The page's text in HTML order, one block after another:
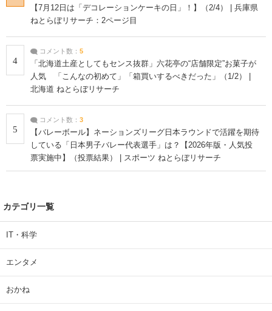
【7月12日は「デコレーションケーキの日」！】（2/4） | 兵庫県
ねとらぼリサーチ：2ページ目
4
コメント数： 5
「北海道土産としてもセンス抜群」六花亭の“店舗限定”お菓子が
人気 「こんなの初めて」「箱買いするべきだった」（1/2） |
北海道 ねとらぼリサーチ
5
コメント数： 3
【バレーボール】ネーションズリーグ日本ラウンドで活躍を期待
している「日本男子バレー代表選手」は？【2026年版・人気投
票実施中】（投票結果） | スポーツ ねとらぼリサーチ
カテゴリ一覧
IT・科学
エンタメ
おかね